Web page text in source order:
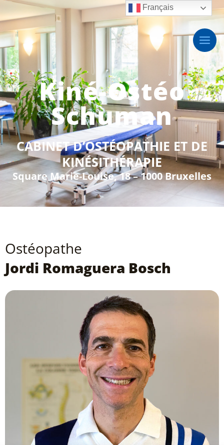
Kiné-Ostéo
Schuman
CABINET D’OSTÉOPATHIE ET DE
KINÉSITHÉRAPIE
Square Marie-Louise, 18 – 1000 Bruxelles
Ostéopathe
Jordi Romaguera Bosch
Français